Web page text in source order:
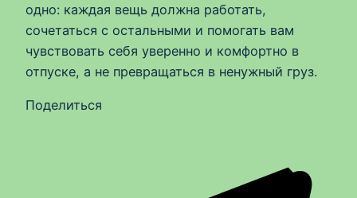
одно: каждая вещь должна работать,
сочетаться с остальными и помогать вам
чувствовать себя уверенно и комфортно в
отпуске, а не превращаться в ненужный груз.
Поделиться